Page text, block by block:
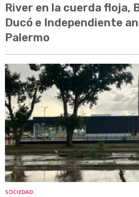
River en la cuerda floja,
Ducó e Independiente
Palermo
SOCIEDAD